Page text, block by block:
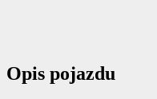
Opis pojazdu